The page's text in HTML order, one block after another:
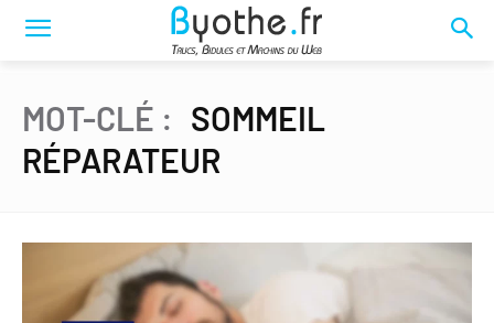
MOT-CLÉ : SOMMEIL
RÉPARATEUR